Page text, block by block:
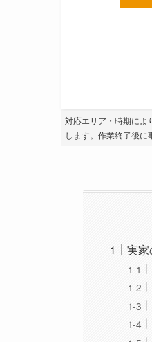
対応エリア・時期によ
します。作業終了後に
実